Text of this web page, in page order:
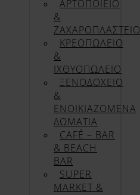
ΑΡΤΟΠΟΙΕΙΟ
&
ΖΑΧΑΡΟΠΛΑΣΤΕΙΟ
ΚΡΕΟΠΩΛΕΙΟ
&
ΙΧΘΥΟΠΩΛΕΙΟ
ΞΕΝΟΔΟΧΕΙΟ
&
ΕΝΟΙΚΙΑΖΟΜΕΝΑ
ΔΩΜΑΤΙΑ
CAFÉ – BAR
& BEACH
BAR
SUPER
MARKET &